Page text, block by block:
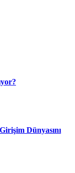
Dünyasını